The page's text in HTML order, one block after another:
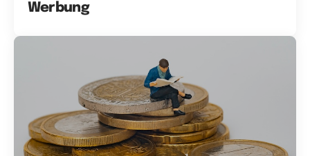
Werbung